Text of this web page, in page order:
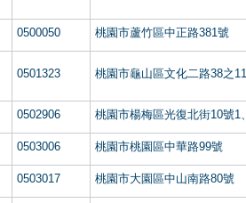
0500050 桃園市蘆竹區中正路381號
0501323 桃園市龜山區文化二路38之
0502906 桃園市楊梅區光復北街10號1
0503006 桃園市桃園區中華路99號
0503017 桃園市大園區中山南路80號